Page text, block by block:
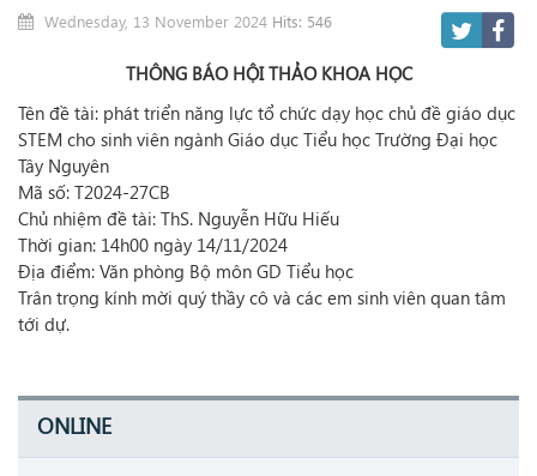
Wednesday, 13 November 2024 Hits: 546
THÔNG BÁO HỘI THẢO KHOA HỌC
Tên đề tài: phát triển năng lực tổ chức dạy học chủ đề giáo dục
STEM cho sinh viên ngành Giáo dục Tiểu học Trường Đại học
Tây Nguyên
Mã số: T2024-27CB
Chủ nhiệm đề tài: ThS. Nguyễn Hữu Hiếu
Thời gian: 14h00 ngày 14/11/2024
Địa điểm: Văn phòng Bộ môn GD Tiểu học
Trân trọng kính mời quý thầy cô và các em sinh viên quan tâm
tới dự.
ONLINE